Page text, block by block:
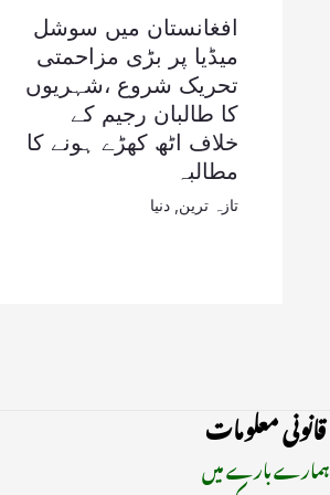
افغانستان میں سوشل
میڈیا پر بڑی مزاحمتی
تحریک شروع ،شہریوں
کا طالبان رجیم کے
خلاف اٹھ کھڑے ہونے کا
مطالبہ
تازہ ترین دنیا
قانونی معلومات
ہمارے بارے میں